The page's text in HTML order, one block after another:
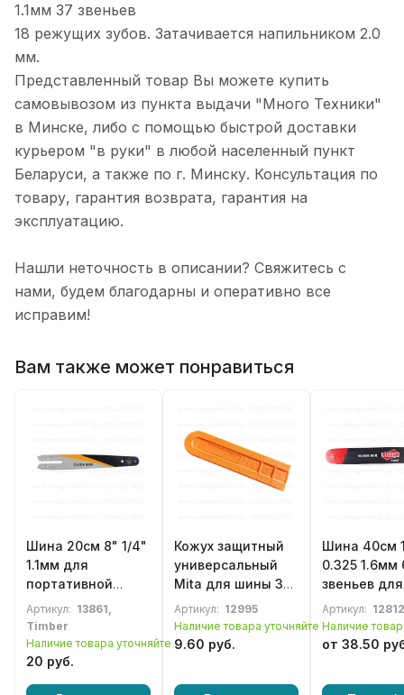
1.1мм 37 звеньев
18 режущих зубов. Затачивается напильником 2.0
мм.
Представленный товар Вы можете купить
самовывозом из пункта выдачи "Много Техники"
в Минске, либо с помощью быстрой доставки
курьером "в руки" в любой населенный пункт
Беларуси, а также по г. Минску. Консультация по
товару, гарантия возврата, гарантия на
эксплуатацию.
Нашли неточность в описании? Свяжитесь с
нами, будем благодарны и оперативно все
исправим!
Вам также может понравиться
Шина 20см 8" 1/4"
1.1мм для
портативной
электрической
пилы
Артикул: 13861,
Timber
Наличие товара уточняйте
20 руб.
Кожух защитный
универсальный
Mita для шины 30-
45см (12"-16")
бензопилы
Артикул: 12995
Наличие товара уточняйте
9.60 руб.
Шина 40см
0.325 1.6мм
звеньев для
бензопилы
Артикул: 12812
Наличие
от 38.50